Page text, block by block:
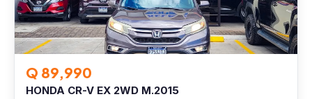
Q 89,990
HONDA CR-V EX 2WD M.2015